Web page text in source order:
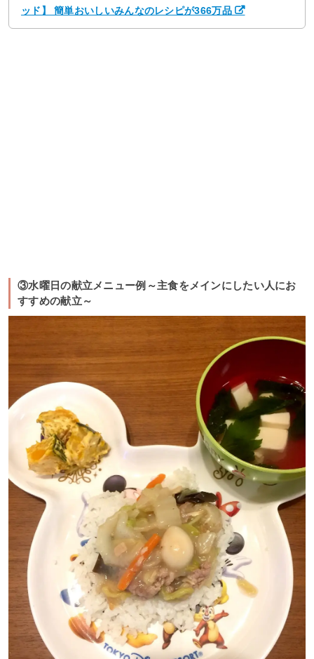
ッド】 簡単おいしいみんなのレシピが366万品
③水曜日の献立メニュー例～主食をメインにしたい人にお
すすめの献立～